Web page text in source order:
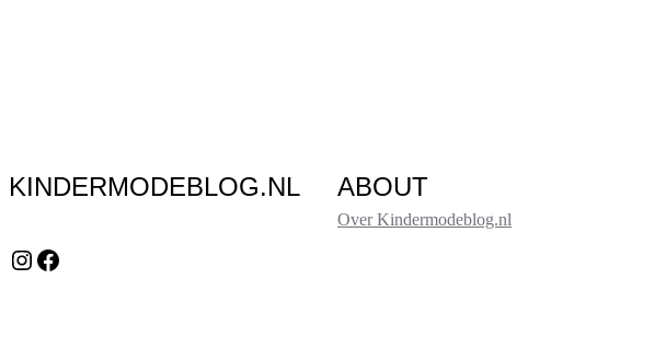
KINDERMODEBLOG.NL
Instagram Facebook
ABOUT
Over Kindermodeblog.nl